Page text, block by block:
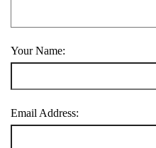
Your Name:
Email Address: